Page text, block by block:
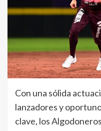
Con una sólida
lanzadores y
clave, los